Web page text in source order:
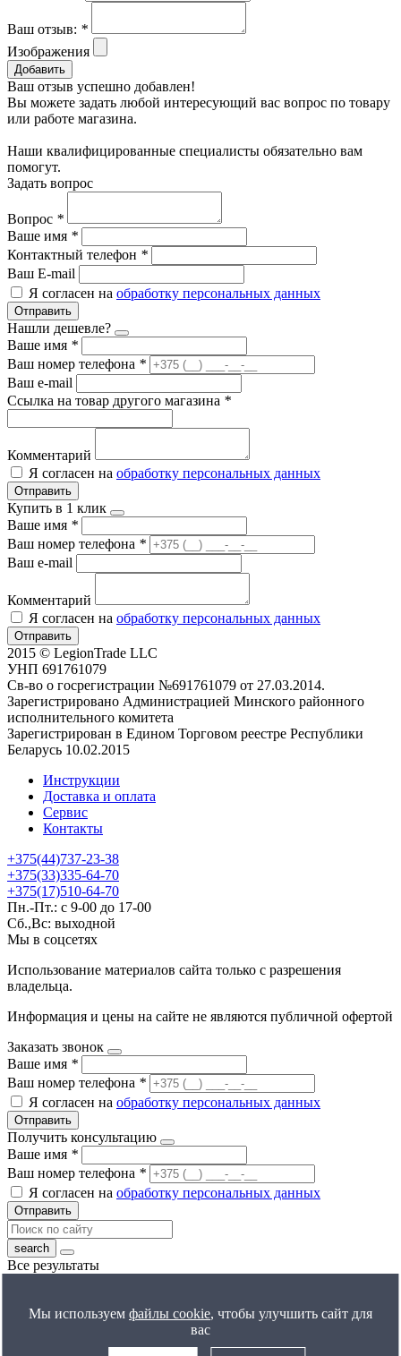
Ваш отзыв: *
Изображения
Добавить
Ваш отзыв успешно добавлен!
Вы можете задать любой интересующий вас вопрос по товару
или работе магазина.
Наши квалифицированные специалисты обязательно вам
помогут.
Задать вопрос
Вопрос *
Ваше имя *
Контактный телефон *
Ваш E-mail
Я согласен на обработку персональных данных
Отправить
Нашли дешевле?
Ваше имя *
Ваш номер телефона *
Ваш e-mail
Ссылка на товар другого магазина *
Комментарий
Я согласен на обработку персональных данных
Отправить
Купить в 1 клик
Ваше имя *
Ваш номер телефона *
Ваш e-mail
Комментарий
Я согласен на обработку персональных данных
Отправить
2015 © LegionTrade LLC
УНП 691761079
Св-во о госрегистрации №691761079 от 27.03.2014.
Зарегистрировано Администрацией Минского районного
исполнительного комитета
Зарегистрирован в Едином Торговом реестре Республики
Беларусь 10.02.2015
Инструкции
Доставка и оплата
Сервис
Контакты
+375(44)737-23-38
+375(33)335-64-70
+375(17)510-64-70
Пн.-Пт.: с 9-00 до 17-00
Сб.,Вс: выходной
Мы в соцсетях
Использование материалов сайта только с разрешения
владельца.
Информация и цены на сайте не являются публичной офертой
Заказать звонок
Ваше имя *
Ваш номер телефона *
Я согласен на обработку персональных данных
Отправить
Получить консультацию
Ваше имя *
Ваш номер телефона *
Я согласен на обработку персональных данных
Отправить
Все результаты
Ваш номер телефона*
обработку персональных данных
Мы используем файлы cookie, чтобы улучшить сайт для
вас